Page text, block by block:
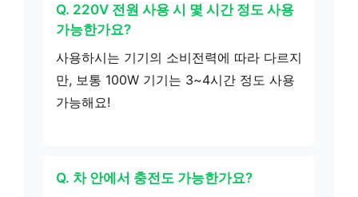
Q. 220V 전원 사용 시 몇 시간 정도 사용
가능한가요?
사용하시는 기기의 소비전력에 따라 다르지
만, 보통 100W 기기는 3~4시간 정도 사용
가능해요!
Q. 차 안에서 충전도 가능한가요?